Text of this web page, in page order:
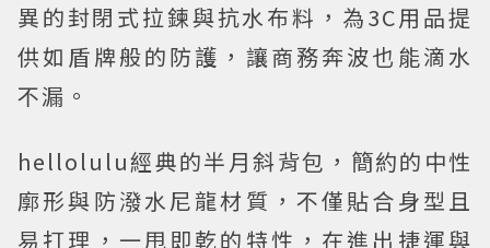
異的封閉式拉鍊與抗水布料，為3C用品提
供如盾牌般的防護，讓商務奔波也能滴水
不漏。
hellolulu經典的半月斜背包，簡約的中性
廓形與防潑水尼龍材質，不僅貼合身型且
易打理，一甩即乾的特性，在進出捷運與